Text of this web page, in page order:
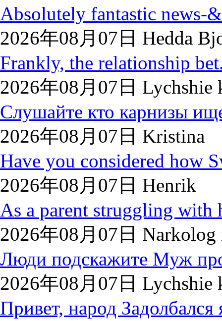
Absolutely fantastic news-
2026年08月07日 Hedda
Frankly, the relationship
2026年08月07日 Lychshie
Слушайте кто карнизы
2026年08月07日 Kristina
Have you considered how
2026年08月07日 Henrik
As a parent struggling with
2026年08月07日 Narkolog
Люди подскажите Муж
2026年08月07日 Lychshie
Привет, народ